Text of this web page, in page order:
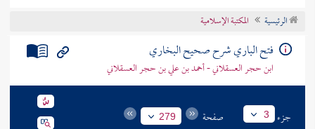
تراجم الأعلام
الرئيسية المكتبة الإسلامية
فتح الباري شرح صحيح البخاري
ابن حجر العسقلاني - أحمد بن علي بن حجر العسقلاني
جزء 3 صفحة 279